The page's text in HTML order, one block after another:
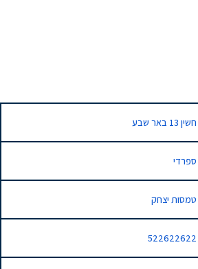
חשין 13 באר שבע
ספרדי
טמסות יצחק
522622622